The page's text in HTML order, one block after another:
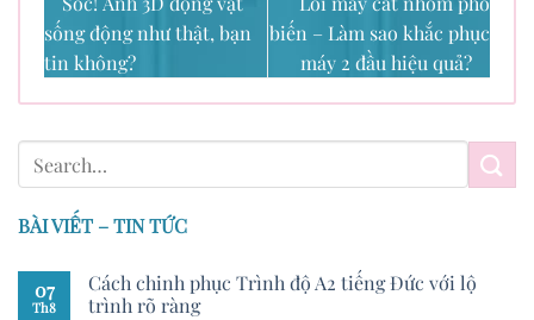
sống động như thật, bạn
tin không?
biến – Làm sao khắc phục
máy 2 đầu hiệu quả?
BÀI VIẾT – TIN TỨC
07
Th8
Cách chinh phục Trình độ A2 tiếng Đức với lộ
trình rõ ràng